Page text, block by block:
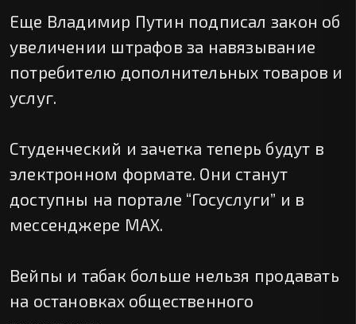
Еще Владимир Путин подписал закон об
увеличении штрафов за навязывание
потребителю дополнительных товаров и
услуг.
Студенческий и зачетка теперь будут в
электронном формате. Они станут
доступны на портале “Госуслуги” и в
мессенджере MAX.
Вейпы и табак больше нельзя продавать
на остановках общественного